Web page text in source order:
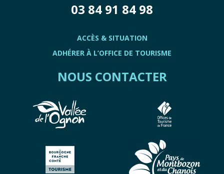
03 84 91 84 98
ACCÈS & SITUATION
ADHÉRER À L’OFFICE DE TOURISME
NOUS CONTACTER